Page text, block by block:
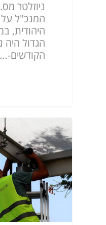
המנכ"ל
היהודית,
הגדול היה
הקודשים-…